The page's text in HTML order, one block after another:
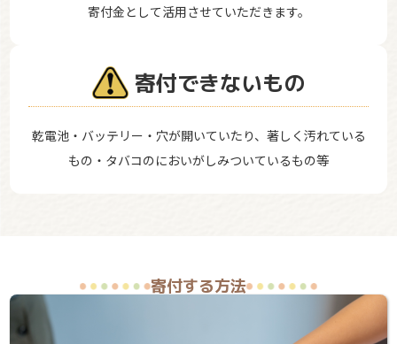
寄付金として活用させていただきます。
寄付できないもの
乾電池・バッテリー・穴が開いていたり、著しく汚れている
もの・タバコのにおいがしみついているもの等
寄付する方法